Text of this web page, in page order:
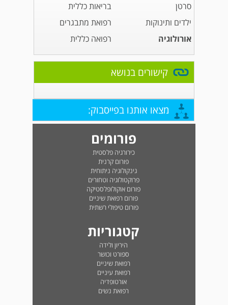
סרטן
בריאות כללית
ילדים ותינוקות
רפואת מתבגרים
אורולוגיה
רפואה כללית
קישורים בנושא
מצאו אותנו בפייסבוק:
פורומים
כירורגיה פלסטית
פורום קרנית
גינקולוגיה ניתוחית
פרוקטולוגיה וטחורים
פורום אוקולופלסטיקה
פורום רפואת שיניים
פורום טיפולי רשתית
קטגוריות
היריון ולידה
ספורט וכושר
רפואת שיניים
רפואת עיניים
אורטופדיה
רפואת נשים